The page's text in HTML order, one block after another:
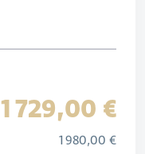
1 729,00 €
1 980,00 €